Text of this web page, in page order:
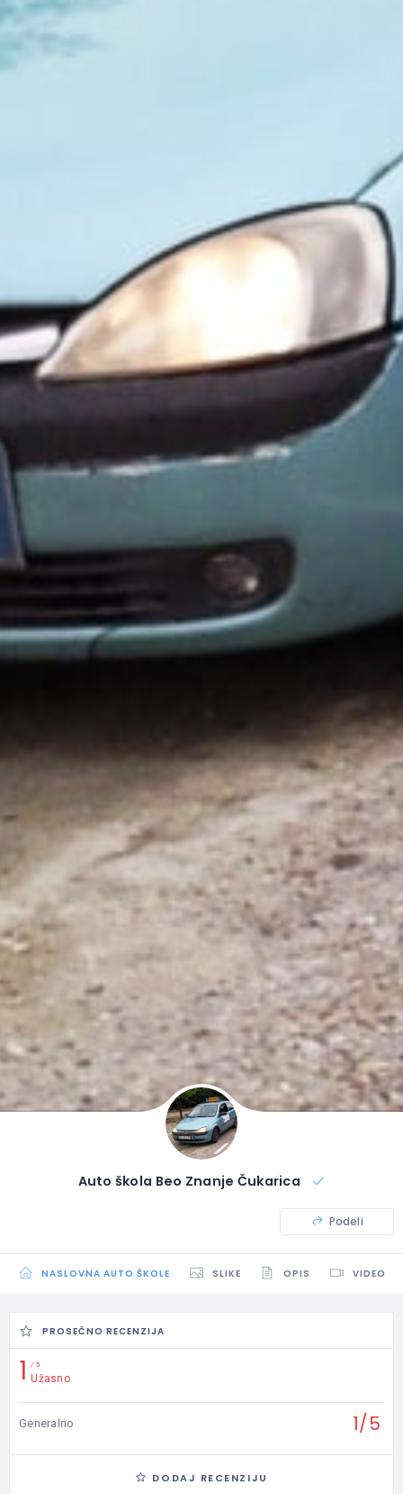
Auto škola Beo Znanje Čukarica
Podeli
NASLOVNA AUTO ŠKOLE SLIKE OPIS VIDEO
PROSEČNO RECENZIJA
1 5
Užasno
Generalno 1/5
DODAJ RECENZIJU